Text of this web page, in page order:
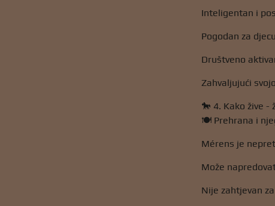
Inteligentan i
Pogodan za
Društveno
Zahvaljujući
🐎 4. Kako žive -
🍽️ Prehrana i
Mérens je
Može
Nije zahtjevan